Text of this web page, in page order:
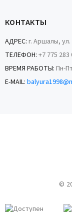
КОНТАКТЫ
АДРЕС: г. Аршалы,
ТЕЛЕФОН: +7 775 283
ВРЕМЯ РАБОТЫ: Пн-
E-MAIL:
©